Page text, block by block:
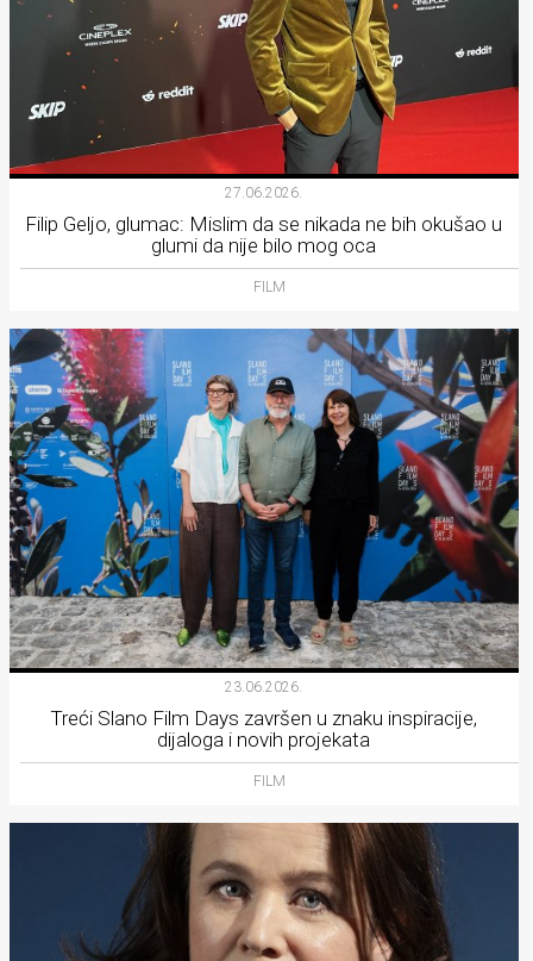
27.06.2026.
Filip Geljo, glumac: Mislim da se nikada ne bih okušao u
glumi da nije bilo mog oca
FILM
23.06.2026.
Treći Slano Film Days završen u znaku inspiracije,
dijaloga i novih projekata
FILM